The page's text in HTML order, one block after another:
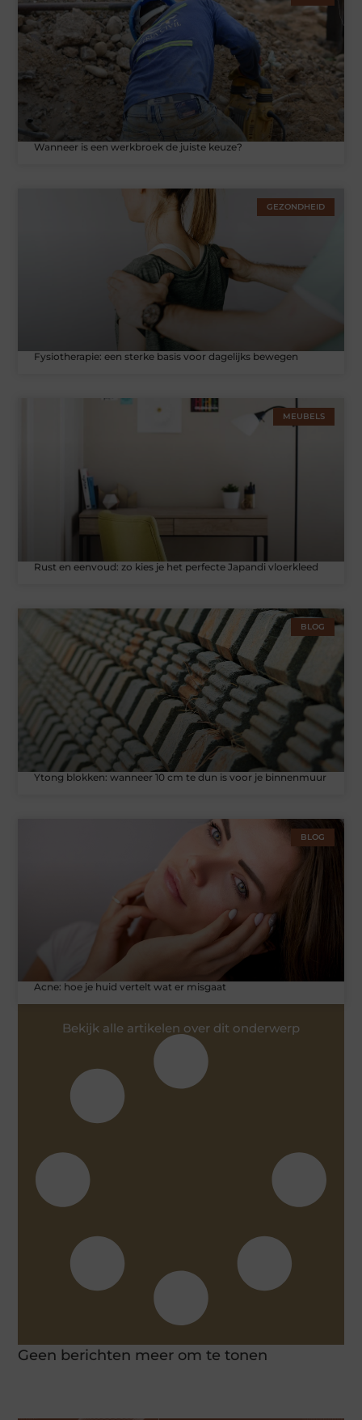
Wanneer is een werkbroek de juiste keuze?
GEZONDHEID
Fysiotherapie: een sterke basis voor dagelijks bewegen
MEUBELS
Rust en eenvoud: zo kies je het perfecte Japandi vloerkleed
BLOG
Ytong blokken: wanneer 10 cm te dun is voor je binnenmuur
BLOG
Acne: hoe je huid vertelt wat er misgaat
Bekijk alle artikelen over dit onderwerp
Geen berichten meer om te tonen